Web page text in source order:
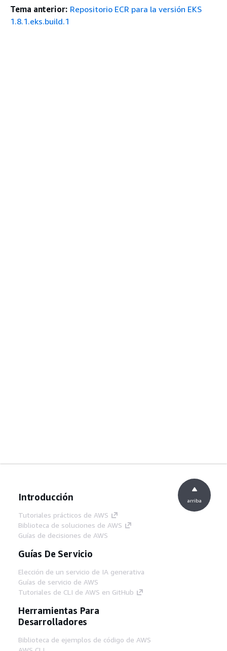
Tema anterior: Repositorio ECR para la versión EKS
1.8.1.eks.build.1
Introducción
Tutoriales prácticos de AWS
Biblioteca de soluciones de AWS
Guías de decisiones de AWS
Guías De Servicio
Elección de un servicio de IA generativa
Guías de servicio de AWS
Tutoriales de CLI de AWS en GitHub
Herramientas Para
Desarrolladores
Biblioteca de ejemplos de código de AWS
arriba